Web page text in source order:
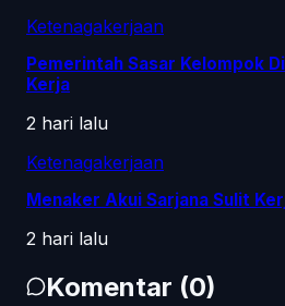
Ketenagakerjaan
Pemerintah Sasar Kelompok
Kerja
2 hari lalu
Ketenagakerjaan
Menaker Akui Sarjana Sulit
2 hari lalu
Komentar (0)